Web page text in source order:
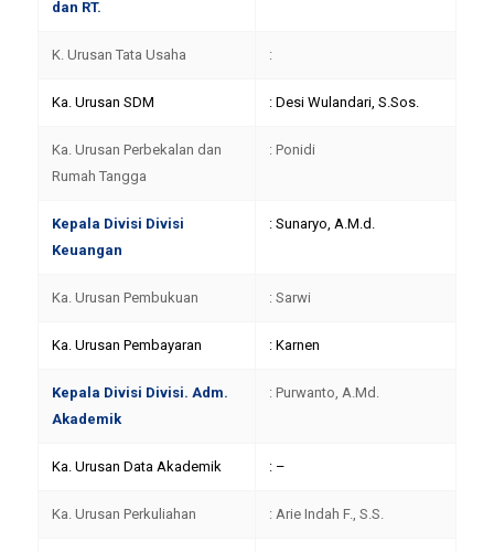
dan RT.
K. Urusan Tata Usaha :
Ka. Urusan SDM : Desi Wulandari, S.Sos.
Ka. Urusan Perbekalan dan
Rumah Tangga
: Ponidi
Kepala Divisi Divisi
Keuangan
: Sunaryo, A.M.d.
Ka. Urusan Pembukuan : Sarwi
Ka. Urusan Pembayaran : Karnen
Kepala Divisi Divisi. Adm.
Akademik
: Purwanto, A.Md.
Ka. Urusan Data Akademik : –
Ka. Urusan Perkuliahan : Arie Indah F., S.S.